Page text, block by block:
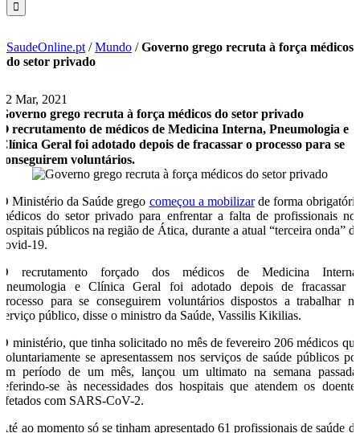
SaudeOnline.pt /Mundo /Governo grego recruta à força médicos
do setor privado
22 Mar, 2021
Governo grego recruta à força médicos do setor privado
O recrutamento de médicos de Medicina Interna, Pneumologia e
Clínica Geral foi adotado depois de fracassar o processo para se
conseguirem voluntários.
O Ministério da Saúde grego começou a mobilizarde forma obrigatória
médicos do setor privado para enfrentar a falta de profissionais nos
hospitais públicos na região de Ática, durante a atual “terceira onda” de
covid-19.
O recrutamento forçado dos médicos de Medicina Interna,
Pneumologia e Clínica Geral foi adotado depois de fracassar o
processo para se conseguirem voluntários dispostos a trabalhar no
serviço público, disse o ministro da Saúde, Vassilis Kikilias.
O ministério, que tinha solicitado no mês de fevereiro 206 médicos que
voluntariamente se apresentassem nos serviços de saúde públicos por
um período de um mês, lançou um ultimato na semana passada,
referindo-se às necessidades dos hospitais que atendem os doentes
afetados com SARS-CoV-2.
Até ao momento só se tinham apresentado 61 profissionais de saúde de